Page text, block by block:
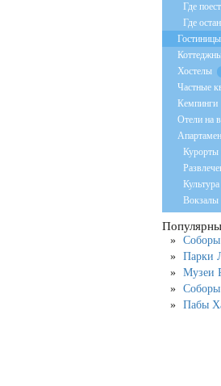
Где
Где
Гостиницы
Хостелы
Частные
Кемпинги
Отели на
Курорты
Культура
Вокзалы
Парки
Музеи
Соборы
Пабы